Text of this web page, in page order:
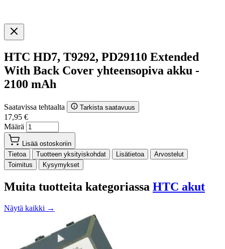
HTC HD7, T9292, PD29110 Extended
With Back Cover yhteensopiva akku -
2100 mAh
Saatavissa tehtaalta Tarkista saatavuus
17,95 €
Määrä
Lisää ostoskoriin
Tietoa
Tuotteen yksityiskohdat Lisätietoa
Arvostelut
Toimitus
Kysymykset
Muita tuotteita kategoriassa HTC akut
Näytä kaikki →